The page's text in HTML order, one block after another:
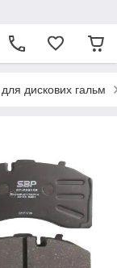
для дискових гальм